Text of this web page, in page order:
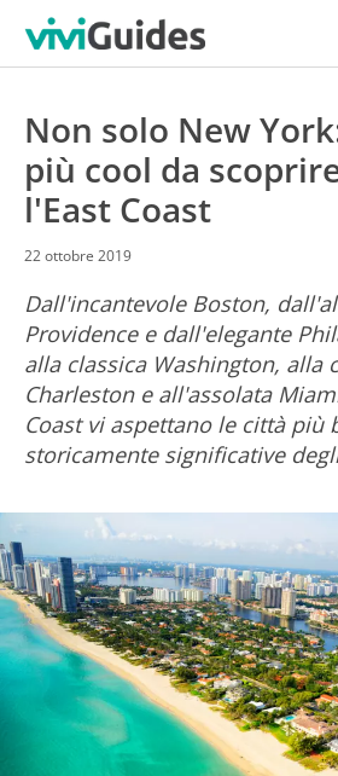
Non solo New
più cool da
l'East Coast
22 ottobre 2019
Dall'incantevole Boston,
Providence e dall'elegante
alla classica Washington, alla
Charleston e all'assolata
Coast vi aspettano le città più
storicamente significative